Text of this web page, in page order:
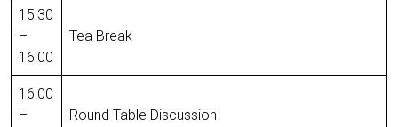
15:30
–
16:00
Tea Break
16:00
–
Round Table Discussion